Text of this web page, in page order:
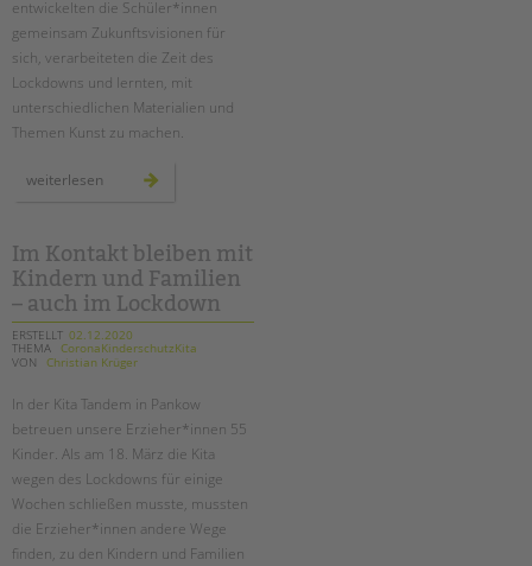
KARRIERE
Stellenangebote
tandem als Arbeitgeberin
PRESSE
Magazin
KONTAKT
Impressum
Datenschutz
Hinweisgebersystem
Intranet
entwickelten die Schüler*innen
gemeinsam Zukunftsvisionen für
sich, verarbeiteten die Zeit des
Lockdowns und lernten, mit
unterschiedlichen Materialien und
Themen Kunst zu machen.
weiterlesen lernbrücken:
Im Kontakt bleiben mit
Kindern und Familien
– auch im Lockdown
ERSTELLT 02.12.2020
THEMA CoronaKinderschutzKita
VON
Christian Krüger
In der Kita Tandem in Pankow
betreuen unsere Erzieher*innen 55
Kinder. Als am 18. März die Kita
wegen des Lockdowns für einige
Wochen schließen musste, mussten
die Erzieher*innen andere Wege
finden, zu den Kindern und Familien